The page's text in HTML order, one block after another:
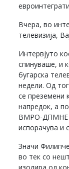
Вчера, во
телевизија,
Интервјуто
спинуваше, и
бугарска
недели. Од
се преземени
напредок, а
ВМРО-ДПМНЕ
испорачува и
Значи
во тек со